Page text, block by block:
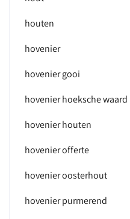
houten
hovenier
hovenier gooi
hovenier hoeksche waard
hovenier houten
hovenier offerte
hovenier oosterhout
hovenier purmerend